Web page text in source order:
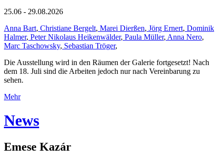
25.06 - 29.08.2026
Anna Bart, Christiane Bergelt, Marei Dierßen, Jörg Ernert, Dominik
Halmer, Peter Nikolaus Heikenwälder, Paula Müller, Anna Nero,
Marc Taschowsky, Sebastian Tröger,
Die Ausstellung wird in den Räumen der Galerie fortgesetzt! Nach
dem 18. Juli sind die Arbeiten jedoch nur nach Vereinbarung zu
sehen.
Mehr
News
Emese Kazár